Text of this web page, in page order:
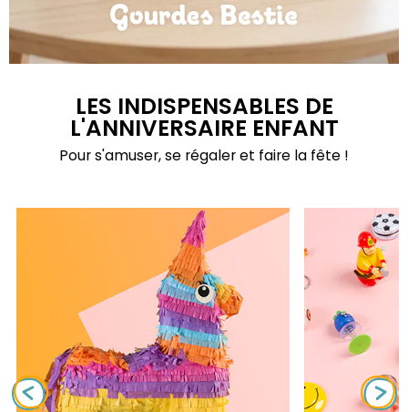
LES INDISPENSABLES DE
L'ANNIVERSAIRE ENFANT
Pour s'amuser, se régaler et faire la fête !